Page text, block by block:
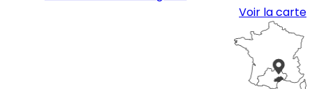
Voir la carte